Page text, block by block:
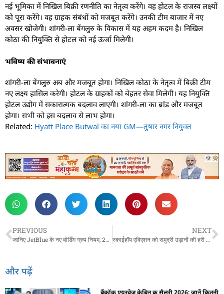
नई भूमिका में निखिल बिक्री रणनीति का नेतृत्व करेंगे। वह होटल के राजस्व लक्ष्यों
को पूरा करेंगे। वह ग्राहक संबंधों को मजबूत करेंगे। उनकी टीम बाजार में नए
अवसर खोजेगी। शांगरी-ला बेंगलुरु के विकास में यह अहम कदम है। निखिल
कोठा की नियुक्ति से होटल को नई ऊर्जा मिलेगी।
भविष्य की संभावनाएं
शांगरी-ला बेंगलुरु अब और मजबूत होगा। निखिल कोठा के नेतृत्व में बिक्री टीम
नए लक्ष्य हासिल करेगी। होटल के ग्राहकों को बेहतर सेवा मिलेगी। यह नियुक्ति
होटल उद्योग में सकारात्मक बदलाव लाएगी। शांगरी-ला का ब्रांड और मजबूत
होगा। सभी को इस बदलाव से लाभ होगा।
Related: Hyatt Place Butwal का नया GM—तुषार नगर नियुक्त
PREVIOUS
जानिए JetBlue के नए बोर्डिंग ग्रुप नियम, 29 अप्रैल से लागू
NEXT
स्काईहॉप एविएशन को समुद्री उड़ानों की हरी झंडी
और पढ़ें